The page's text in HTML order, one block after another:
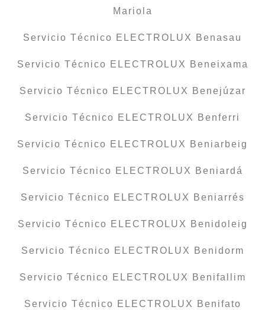
Mariola
Servicio Técnico ELECTROLUX Benasau
Servicio Técnico ELECTROLUX Beneixama
Servicio Técnico ELECTROLUX Benejúzar
Servicio Técnico ELECTROLUX Benferri
Servicio Técnico ELECTROLUX Beniarbeig
Servicio Técnico ELECTROLUX Beniardá
Servicio Técnico ELECTROLUX Beniarrés
Servicio Técnico ELECTROLUX Benidoleig
Servicio Técnico ELECTROLUX Benidorm
Servicio Técnico ELECTROLUX Benifallim
Servicio Técnico ELECTROLUX Benifato